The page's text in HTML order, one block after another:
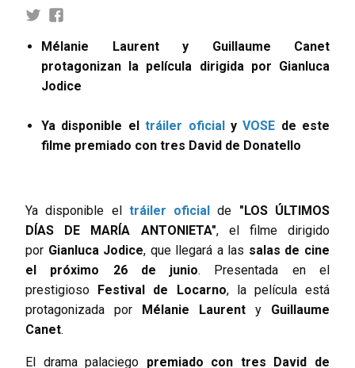
Mélanie Laurent y Guillaume Canet
protagonizan la película dirigida por Gianluca
Jodice
Ya disponible eltráiler oficial y VOSE de este
filme premiado con tres David de Donatello
Ya disponible el tráiler oficial de "LOS ÚLTIMOS
DÍAS DE MARÍA ANTONIETA", el filme dirigido
por Gianluca Jodice, que llegará a las salas de cine
el próximo 26 de junio.
Presentada en el
prestigioso Festival de Locarno, la película está
protagonizada por Mélanie Laurent y Guillaume
Canet.
El drama palaciego premiado con tres David de